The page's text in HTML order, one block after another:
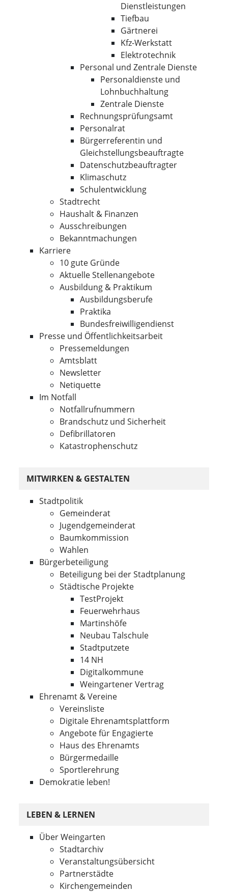
Dienstleistungen
Tiefbau
Gärtnerei
Kfz-Werkstatt
Elektrotechnik
Personal und Zentrale Dienste
Personaldienste und
Lohnbuchhaltung
Zentrale Dienste
Rechnungsprüfungsamt
Personalrat
Bürgerreferentin und
Gleichstellungsbeauftragte
Datenschutzbeauftragter
Klimaschutz
Schulentwicklung
Stadtrecht
Haushalt & Finanzen
Ausschreibungen
Bekanntmachungen
Karriere
10 gute Gründe
Aktuelle Stellenangebote
Ausbildung & Praktikum
Ausbildungsberufe
Praktika
Bundesfreiwilligendienst
Presse und Öffentlichkeitsarbeit
Pressemeldungen
Amtsblatt
Newsletter
Netiquette
Im Notfall
Notfallrufnummern
Brandschutz und Sicherheit
Defibrillatoren
Katastrophenschutz
MITWIRKEN & GESTALTEN
Stadtpolitik
Gemeinderat
Jugendgemeinderat
Baumkommission
Wahlen
Bürgerbeteiligung
Beteiligung bei der Stadtplanung
Städtische Projekte
TestProjekt
Feuerwehrhaus
Martinshöfe
Neubau Talschule
Stadtputzete
14 NH
Digitalkommune
Weingartener Vertrag
Ehrenamt & Vereine
Vereinsliste
Digitale Ehrenamtsplattform
Angebote für Engagierte
Haus des Ehrenamts
Bürgermedaille
Sportlerehrung
Demokratie leben!
LEBEN & LERNEN
Über Weingarten
Stadtarchiv
Veranstaltungsübersicht
Partnerstädte
Kirchengemeinden